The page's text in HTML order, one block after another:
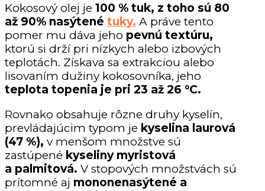
Kokosový olej je 100 % tuk, z toho sú 80
až 90% nasýtené tuky. A práve tento
pomer mu dáva jeho pevnú textúru,
ktorú si drží pri nízkych alebo izbových
teplotách. Získava sa extrakciou alebo
lisovaním dužiny kokosovníka, jeho
teplota topenia je pri 23 až 26 °C.
Rovnako obsahuje rôzne druhy kyselín,
prevládajúcim typom je kyselina laurová
(47 %), v menšom množstve sú
zastúpené kyseliny myristová
a palmitová. V stopových množstvách sú
prítomné aj mononenasýtené a